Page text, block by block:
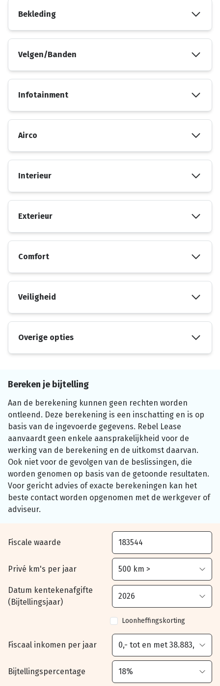
Bekleding
Velgen/Banden
Infotainment
Airco
Interieur
Exterieur
Comfort
Veiligheid
Overige opties
Bereken je bijtelling
Aan de berekening kunnen geen rechten worden
ontleend. Deze berekening is een inschatting en is op
basis van de ingevoerde gegevens. Rebel Lease
aanvaardt geen enkele aansprakelijkheid voor de
werking van de berekening en de uitkomst daarvan.
Ook niet voor de gevolgen van de beslissingen, die
worden genomen op basis van de getoonde resultaten.
Voor gericht advies of exacte berekeningen kan het
beste contact worden opgenomen met de werkgever of
adviseur.
Fiscale waarde
Privé km's per jaar
Datum kentekenafgifte
(Bijtellingsjaar)
Loonheffingskorting
Fiscaal inkomen per jaar
Bijtellingspercentage